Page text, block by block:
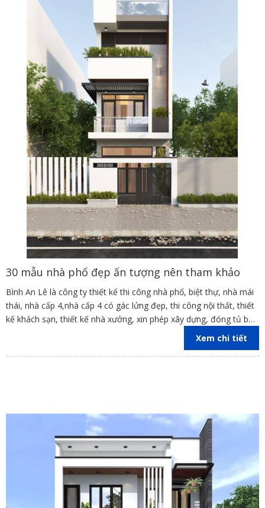
30 mẫu nhà phố đẹp ấn tượng nên tham khảo
Bình An Lê là công ty thiết kế thi công nhà phố, biệt thự, nhà mái
thái, nhà cấp 4,nhà cấp 4 có gác lửng đẹp, thi công nội thất, thiết
kế khách sạn, thiết kế nhà xưởng, xin phép xây dựng, đóng tủ bếp
trên địa bàn các tỉnh Đồng Nai, Bình Dương, TP Hồ Chí Minh,
Xem chi tiết